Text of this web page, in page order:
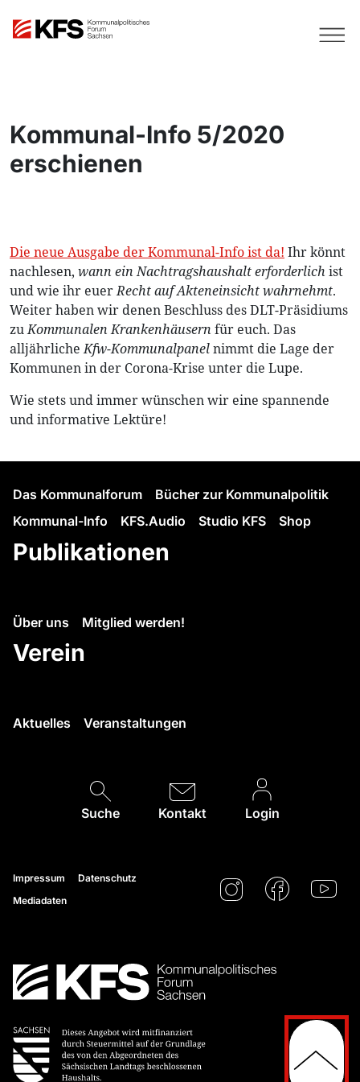
Kommunal-Info 5/2020
erschienen
Die neue Ausgabe der Kommunal-Info ist da! Ihr könnt
nachlesen, wann ein Nachtragshaushalt erforderlich ist
und wie ihr euerRecht auf Akteneinsicht wahrnehmt.
Weiter haben wir denen Beschluss des DLT-Präsidiums
zuKommunalen Krankenhäusern für euch. Das
alljährlicheKfw-Kommunalpanelnimmt die Lage der
Kommunen in der Corona-Krise unter die Lupe.
Wie stets und immer wünschen wir eine spannende
und informative Lektüre!
Das Kommunalforum
Bücher zur Kommunalpolitik
Kommunal-Info
KFS.Audio Studio KFS Shop
Publikationen
Über uns Mitglied werden!
Verein
Aktuelles Veranstaltungen
Suche Kontakt Login
Impressum
Datenschutz
Mediadaten